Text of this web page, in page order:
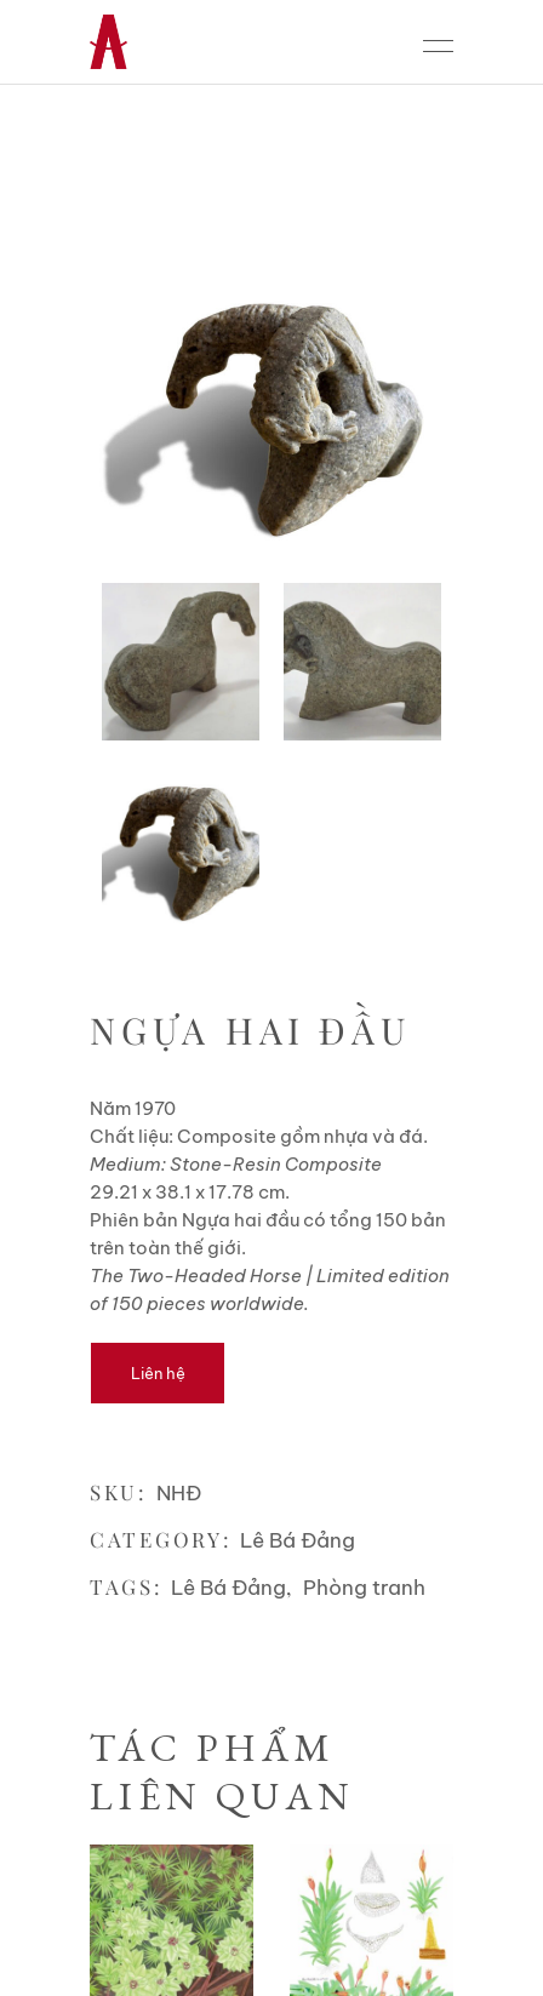
NGỰA HAI ĐẦU
Năm 1970
Chất liệu: Composite gồm nhựa và đá.
Medium: Stone-Resin Composite
29.21 x 38.1 x 17.78 cm.
Phiên bản Ngựa hai đầu có tổng 150 bản
trên toàn thế giới.
The Two-Headed Horse | Limited edition
of 150 pieces worldwide.
Liên hệ
SKU: NHĐ
CATEGORY: Lê Bá Đảng
TAGS: Lê Bá Đảng, Phòng tranh
TÁC PHẨM
LIÊN QUAN
Liên hệ Liên hệ